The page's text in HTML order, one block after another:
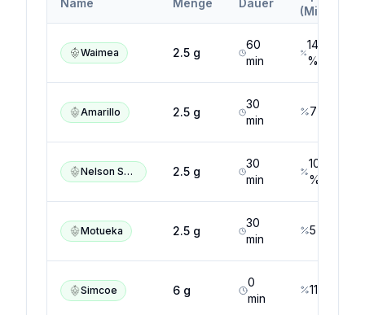
Name Menge Dauer
(Min.)
Waimea 2.5 g
60
min
14.5
%
Amarillo 2.5 g
30
min
7
Nelson Sauvin 2.5 g
30
min
10
%
Motueka 2.5 g
30
min
5
Simcoe 6 g
0
min
11